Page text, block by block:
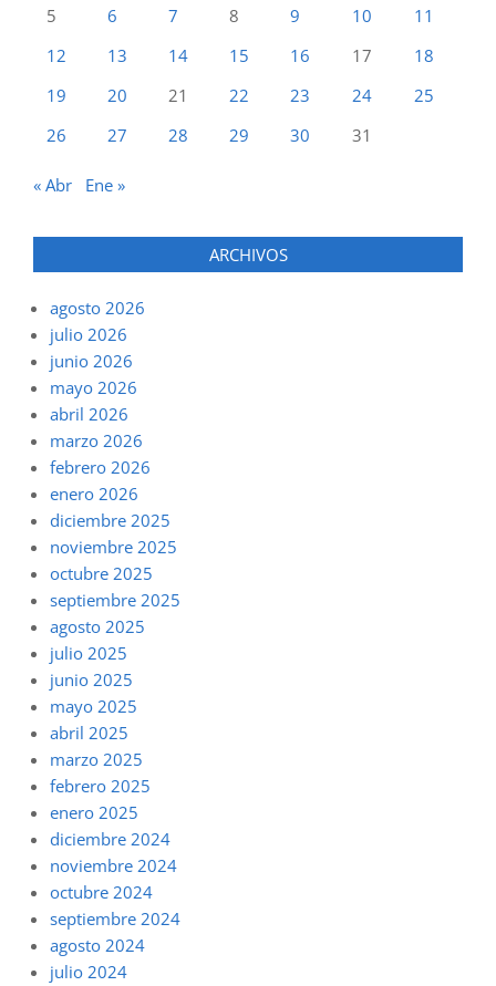
5
6 7 8 9 10
11
12
13 14 15 16 17
18
19
20 21 22 23 24
25
26
27 28 29 30 31
« Abr Ene »
ARCHIVOS
agosto 2026
julio 2026
junio 2026
mayo 2026
abril 2026
marzo 2026
febrero 2026
enero 2026
diciembre 2025
noviembre 2025
octubre 2025
septiembre 2025
agosto 2025
julio 2025
junio 2025
mayo 2025
abril 2025
marzo 2025
febrero 2025
enero 2025
diciembre 2024
noviembre 2024
octubre 2024
septiembre 2024
agosto 2024
julio 2024